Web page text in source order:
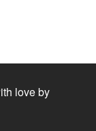
love by